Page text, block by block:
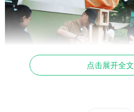
点击展开全文